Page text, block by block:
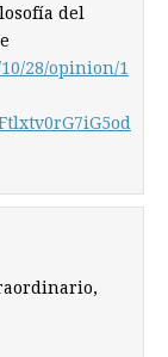
del
28/opinion/1